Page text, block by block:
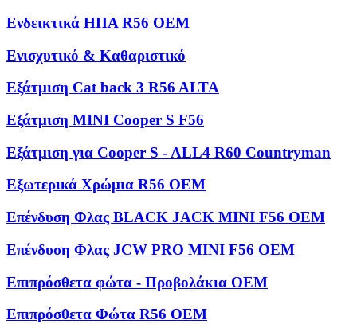
Ενδεικτικά ΗΠΑ R56 OEM
Ενισχυτικό & Καθαριστικό
Εξάτμιση Cat back 3 R56 ALTA
Εξάτμιση MINI Cooper S F56
Εξάτμιση για Cooper S - ALL4 R60 Countryman
Εξωτερικά Χρώμια R56 OEM
Επένδυση Φλας BLACK JACK MINI F56 OEM
Επένδυση Φλας JCW PRO MINI F56 OEM
Επιπρόσθετα φώτα - Προβολάκια OEM
Επιπρόσθετα Φώτα R56 OEM